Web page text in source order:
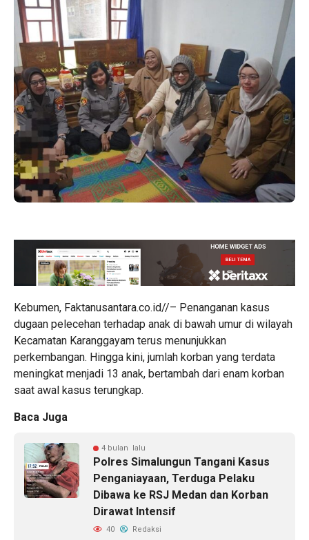
Kebumen, Faktanusantara.co.id//– Penanganan kasus
dugaan pelecehan terhadap anak di bawah umur di wilayah
Kecamatan Karanggayam terus menunjukkan
perkembangan. Hingga kini, jumlah korban yang terdata
meningkat menjadi 13 anak, bertambah dari enam korban
saat awal kasus terungkap.
Baca Juga
4 bulan lalu
Polres Simalungun Tangani Kasus
Penganiayaan, Terduga Pelaku
Dibawa ke RSJ Medan dan Korban
Dirawat Intensif
40 Redaksi